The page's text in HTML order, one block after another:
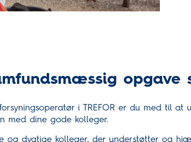
opgave
i TREFOR er du med til at
med dine gode kolleger.
og dygtige kolleger, der understøtter og